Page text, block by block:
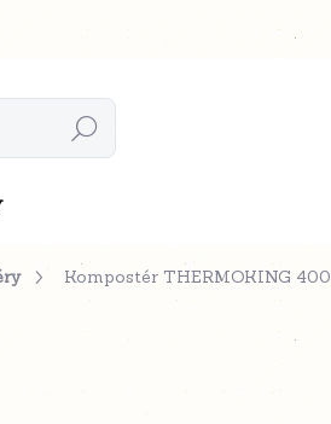
Hledat
Kompostér THERMOKING 400